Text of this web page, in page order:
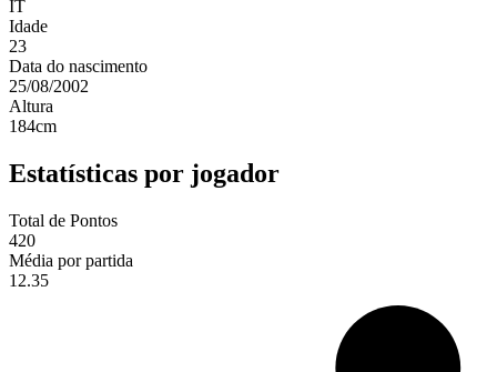
IT
Idade
23
Data do nascimento
25/08/2002
Altura
184cm
Estatísticas por jogador
Total de Pontos
420
Média por partida
12.35